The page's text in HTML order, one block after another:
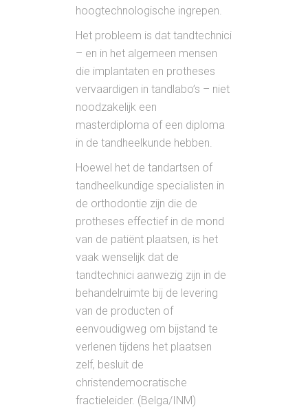
hoogtechnologische ingrepen.
Het probleem is dat tandtechnici
– en in het algemeen mensen
die implantaten en protheses
vervaardigen in tandlabo’s – niet
noodzakelijk een
masterdiploma of een diploma
in de tandheelkunde hebben.
Hoewel het de tandartsen of
tandheelkundige specialisten in
de orthodontie zijn die de
protheses effectief in de mond
van de patiënt plaatsen, is het
vaak wenselijk dat de
tandtechnici aanwezig zijn in de
behandelruimte bij de levering
van de producten of
eenvoudigweg om bijstand te
verlenen tijdens het plaatsen
zelf, besluit de
christendemocratische
fractieleider. (Belga/INM)